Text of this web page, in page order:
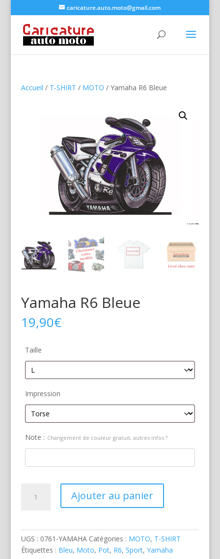
caricature.auto.moto@gmail.com
Accueil / T-SHIRT / MOTO / Yamaha R6 Bleue
Yamaha R6 Bleue
19,90€
Taille
Impression
Note : Changement de couleur gratuit, autres infos ?
Ajouter au panier
UGS : 0761-YAMAHA Catégories : MOTO, T-SHIRT
Étiquettes : Bleu, Moto, Pot, R6, Sport, Yamaha